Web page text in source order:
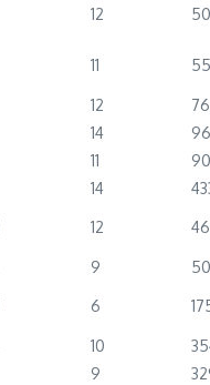
12
11
12
14
11
14
12
9
6
10
9